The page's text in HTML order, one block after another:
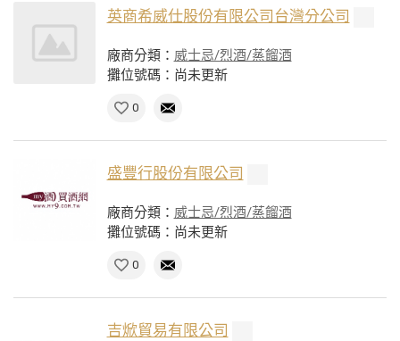
英商希威仕股份有限公司台灣分公司
廠商分類： 威士忌/烈酒/蒸餾酒
攤位號碼：尚未更新
0
盛豐行股份有限公司
廠商分類： 威士忌/烈酒/蒸餾酒
攤位號碼：尚未更新
0
吉焮貿易有限公司